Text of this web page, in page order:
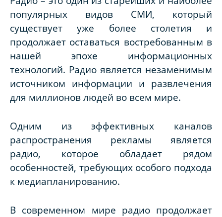
популярных видов СМИ, который
существует уже более столетия и
продолжает оставаться востребованным в
нашей эпохе информационных
технологий. Радио является незаменимым
источником информации и развлечения
для миллионов людей во всем мире.
Одним из эффективных каналов
распространения рекламы является
радио, которое обладает рядом
особенностей, требующих особого подхода
к медиапланированию.
В современном мире радио продолжает